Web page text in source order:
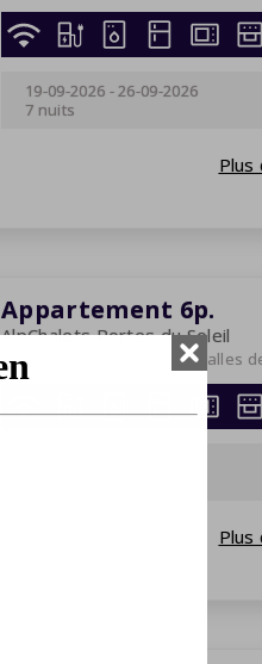
19-09-2026 -26-09-2026
7 nuits
Plus
Appartement 6p.
AlpChalets Portes du Soleil
6 personnes 3 chambres2 salles
Plus